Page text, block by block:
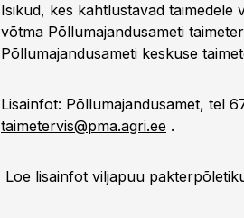
Isikud, kes kahtlustavad taimedele
võtma Põllumajandusameti
Põllumajandusameti keskuse
Lisainfot: Põllumajandusamet, tel
taimetervis@pma.agri.ee .
Loe lisainfot viljapuu